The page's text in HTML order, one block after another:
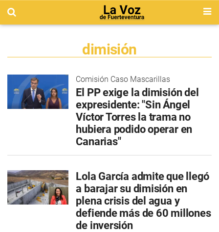
dimisión
Comisión Caso Mascarillas
El PP exige la dimisión del
expresidente: "Sin Ángel
Víctor Torres la trama no
hubiera podido operar en
Canarias"
Lola García admite que llegó
a barajar su dimisión en
plena crisis del agua y
defiende más de 60 millones
de inversión